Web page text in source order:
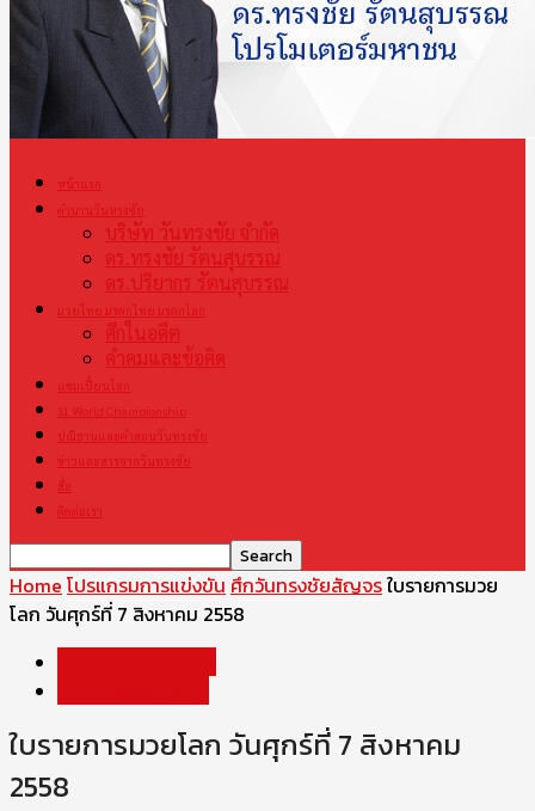
หน้าแรก
ตำนานวันทรงชัย
บริษัท วันทรงชัย จำกัด
ดร.ทรงชัย รัตนสุบรรณ
ดร.ปริยากร รัตนสุบรรณ
มวยไทย มรดกไทย มรดกโลก
ศึกในอดีต
คำคมและข้อคิด
แชมเปี้ยนโลก
S1 World Championship
ปณิธานและคำสอนวันทรงชัย
ข่าวและสารจากวันทรงชัย
สื่อ
ติดต่อเรา
Home โปรแกรมการแข่งขัน ศึกวันทรงชัยสัญจรใบรายการมวย
โลก วันศุกร์ที่ 7 สิงหาคม 2558
ใบรายการมวยโลก วันศุกร์ที่ 7 สิงหาคม
2558